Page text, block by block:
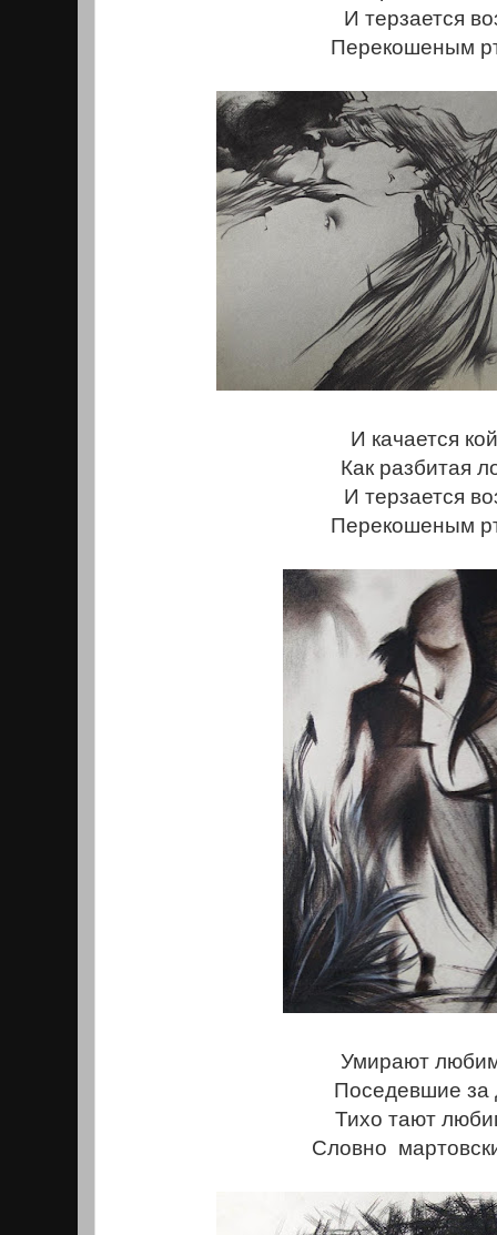
И терзается
Перекошеным
И качается
Как разбитая
И терзается
Перекошеным
Умирают
Поседевшие за
Тихо тают
Словно